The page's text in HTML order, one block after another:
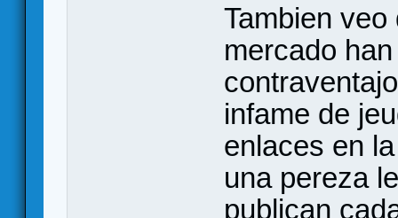
Tambien
mercado
infame de
enlaces en
una pereza
publican